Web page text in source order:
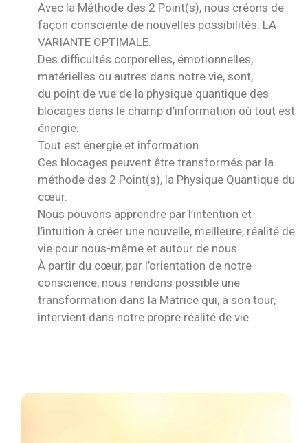
Avec la Méthode des 2 Point(s), nous créons de
façon consciente de nouvelles possibilités: LA
VARIANTE OPTIMALE.
Des difficultés corporelles, émotionnelles,
matérielles ou autres dans notre vie, sont,
du point de vue de la physique quantique des
blocages dans le champ d’information où tout est
énergie.
Tout est énergie et information.
Ces blocages peuvent être transformés par la
méthode des 2 Point(s), la Physique Quantique du
cœur.
Nous pouvons apprendre par l’intention et
l’intuition à créer une nouvelle, meilleure, réalité de
vie pour nous-même et autour de nous.
À partir du cœur, par l’orientation de notre
conscience, nous rendons possible une
transformation dans la Matrice qui, à son tour,
intervient dans notre propre réalité de vie.